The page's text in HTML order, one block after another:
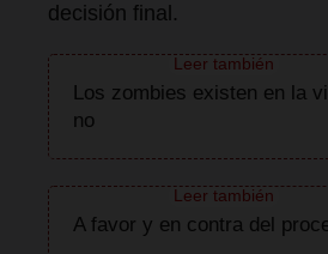
decisión final.
Los zombies existen en la
no
A favor y en contra del